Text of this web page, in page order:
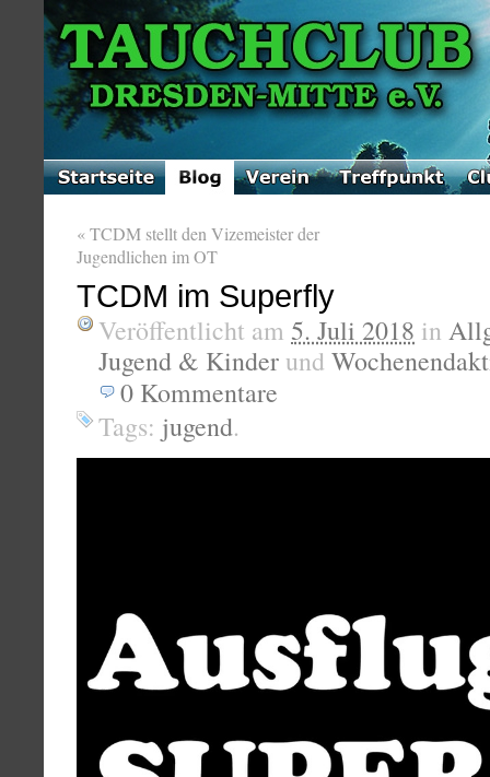
«TCDM stellt den Vizemeister der
Jugendlichen im OT
TCDM im Superfly
Veröffentlicht am 5. Juli 2018 in
Jugend & Kinder und
0 Kommentare
Tags: jugend.